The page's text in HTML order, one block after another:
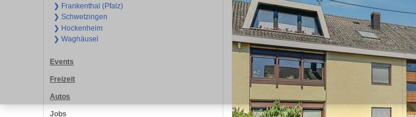
❯ Frankenthal (Pfalz)
❯ Schwetzingen
❯ Hockenheim
❯ Waghäusel
Events
Freizeit
Autos
Jobs